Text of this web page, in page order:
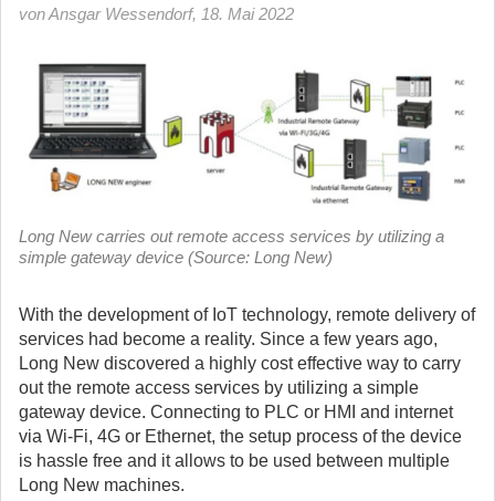
von Ansgar Wessendorf, 18. Mai 2022
Long New carries out remote access services by utilizing a
simple gateway device (Source: Long New)
With the development of IoT technology, remote delivery of
services had become a reality. Since a few years ago,
Long New discovered a highly cost effective way to carry
out the remote access services by utilizing a simple
gateway device. Connecting to PLC or HMI and internet
via Wi-Fi, 4G or Ethernet, the setup process of the device
is hassle free and it allows to be used between multiple
Long New machines.